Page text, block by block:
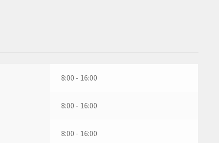
8:00 - 16:00
8:00 - 16:00
8:00 - 16:00